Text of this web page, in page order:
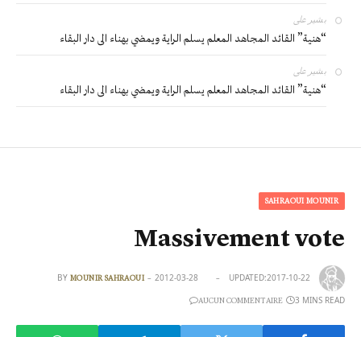
بشير على
“هنية” القائد المجاهد المعلم يسلم الراية ويمضي بهناء الى دار البقاء
بشير على
“هنية” القائد المجاهد المعلم يسلم الراية ويمضي بهناء الى دار البقاء
SAHRAOUI MOUNIR
Massivement vote
BY MOUNIR SAHRAOUI 2012-03-28 UPDATED:2017-10-22
AUCUN COMMENTAIRE 3 MINS READ